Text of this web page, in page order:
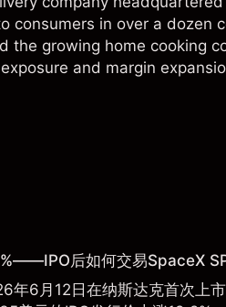
in over a dozen
the growing home cooking
and margin
后如何交易SpaceX
年6月12日在纳斯达克首次上